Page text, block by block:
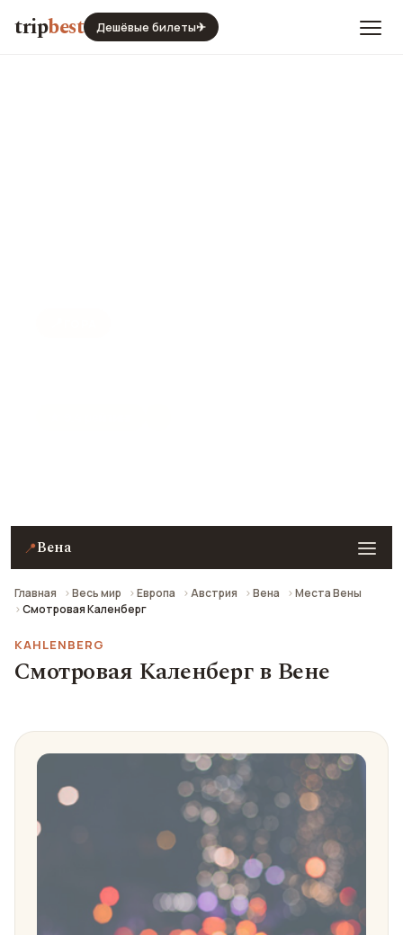
tripbest Дешёвые билеты✈
📍Вена
Главная Весь мир Европа Австрия Вена
Места Вены
Смотровая Каленберг
KAHLENBERG
Смотровая Каленберг в Вене